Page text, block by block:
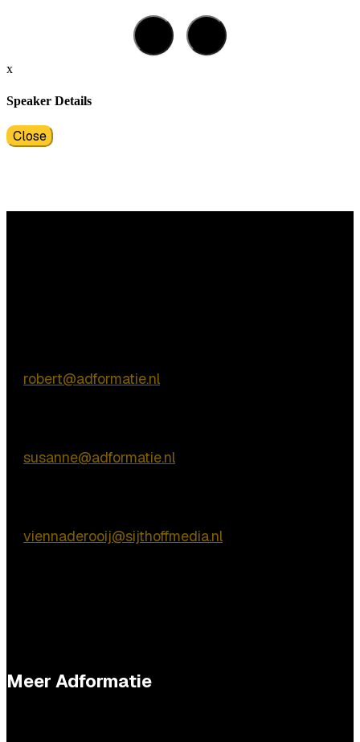
x
Speaker Details
Close
robert@adformatie.nl
susanne@adformatie.nl
viennaderooij@sijthoffmedia.nl
Meer Adformatie